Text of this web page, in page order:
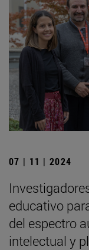
07 | 11 | 2024
educativo
del espectro
intelectual y